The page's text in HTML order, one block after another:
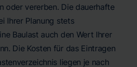
oder vererben. Die dauerhafte
Ihrer Planung stets
Baulast auch den Wert Ihrer
Die Kosten für das Eintragen
liegen je nach